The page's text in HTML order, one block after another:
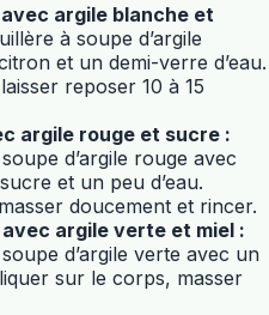
argile blanche et
à soupe d’argile
et un demi-verre d’eau.
reposer 10 à 15
argile rouge et sucre :
d’argile rouge avec
et un peu d’eau.
doucement et rincer.
argile verte et miel :
d’argile verte avec un
sur le corps, masser